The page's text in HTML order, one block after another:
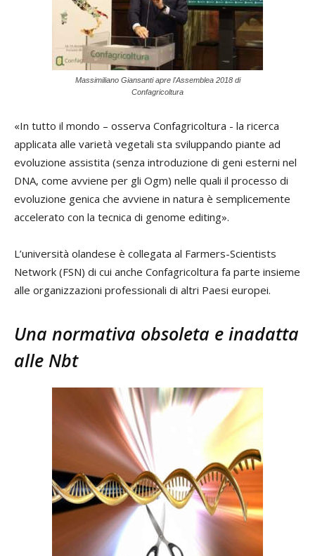
Massimiliano Giansanti apre l'Assemblea 2018 di
Confagricoltura
«In tutto il mondo – osserva Confagricoltura - la ricerca
applicata alle varietà vegetali sta sviluppando piante ad
evoluzione assistita (senza introduzione di geni esterni nel
DNA, come avviene per gli Ogm) nelle quali il processo di
evoluzione genica che avviene in natura è semplicemente
accelerato con la tecnica di genome editing».
L’università olandese è collegata al Farmers-Scientists
Network (FSN) di cui anche Confagricoltura fa parte insieme
alle organizzazioni professionali di altri Paesi europei.
Una normativa obsoleta e inadatta
alle Nbt